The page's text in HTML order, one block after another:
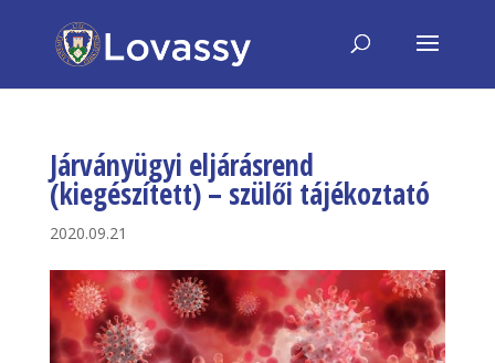
Járványügyi eljárásrend
(kiegészített) – szülői tájékoztató
2020.09.21